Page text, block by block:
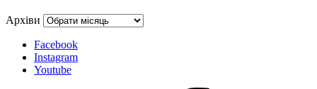
Архіви
Facebook
Instagram
Youtube